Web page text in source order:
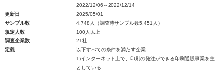
2022/12/06～2022/12/14
更新日
2025/05/01
サンプル数
4,748人（調査時サンプル数5,451人）
規定人数
100人以上
調査企業数
21社
定義
以下すべての条件を満たす企業
1)インターネット上で、印刷の発注ができる印刷通販事業を主
としている